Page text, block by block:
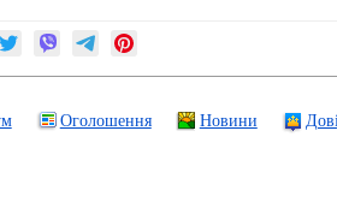
Оголошення Новини